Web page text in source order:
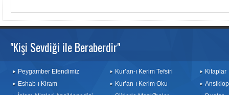
"Kişi Sevdiği ile Beraberdir"
Peygamber Efendimiz
Eshab-ı Kiram
Kur’an-ı Kerim Tefsiri
Kur’an-ı Kerim Oku
Kitaplar